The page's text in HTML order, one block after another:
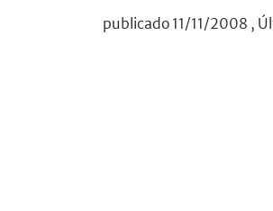
publicado 11/11/2008 ,